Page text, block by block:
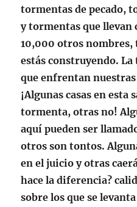
tormentas de pecado,
y tormentas que llevan
10,000 otros nombres,
estás construyendo.
que enfrentan nuestras
¡Algunas casas en esta
tormenta, otras no!
aquí pueden ser
otros son tontos.
en el juicio y otras
hace la diferencia?
sobre los que se